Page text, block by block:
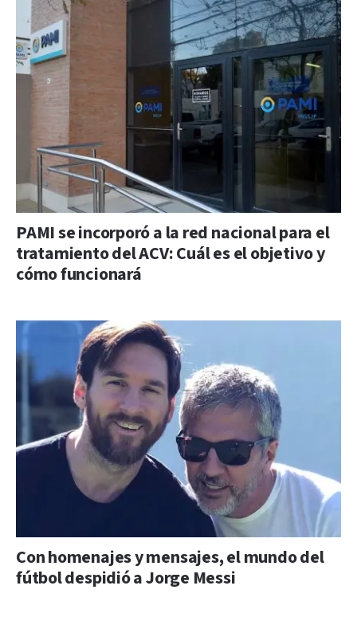
PAMI se incorporó a la red nacional para el
tratamiento del ACV: Cuál es el objetivo y
cómo funcionará
Con homenajes y mensajes, el mundo del
fútbol despidió a Jorge Messi